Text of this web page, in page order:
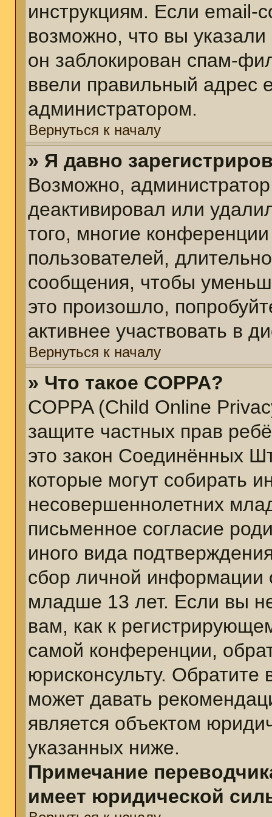
инструкциям. Если email-
возможно, что вы
он заблокирован спам-
ввели правильный адрес
администратором.
Вернуться к началу
» Я давно
Возможно,
деактивировал или
того, многие
пользователей,
сообщения, чтобы
это произошло,
активнее участвовать в
Вернуться к началу
» Что такое COPPA?
COPPA (Child Online
защите частных прав
это закон Соединённых
которые могут собирать
несовершеннолетних
письменное согласие
иного вида
сбор личной информации
младше 13 лет. Если вы
вам, как к
самой конференции,
юрисконсульту.
может давать
является объектом
указанных ниже.
Примечание
имеет юридической